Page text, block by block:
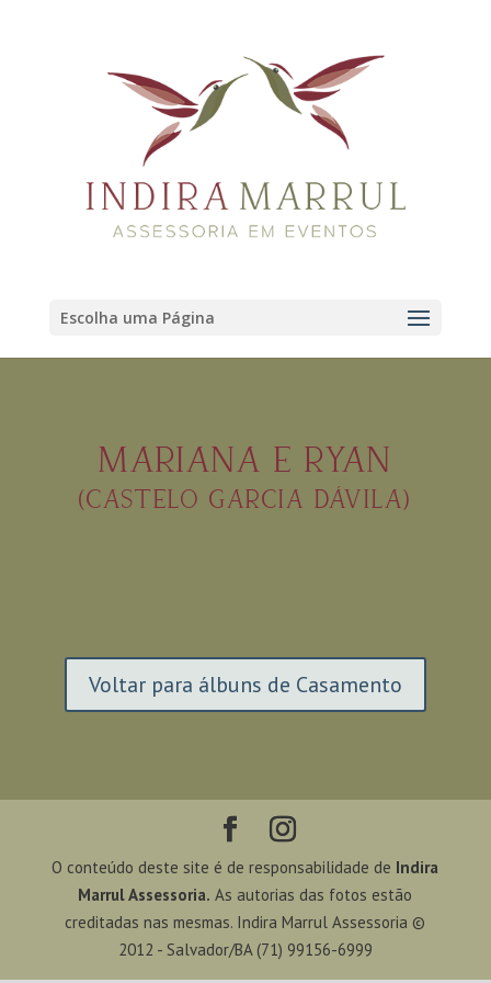
Escolha uma Página
MARIANA E RYAN
(CASTELO GARCIA DÁVILA)
Voltar para álbuns de Casamento
O conteúdo deste site é de responsabilidade de Indira
Marrul Assessoria. As autorias das fotos estão
creditadas nas mesmas. Indira Marrul Assessoria ©
2012 - Salvador/BA (71) 99156-6999